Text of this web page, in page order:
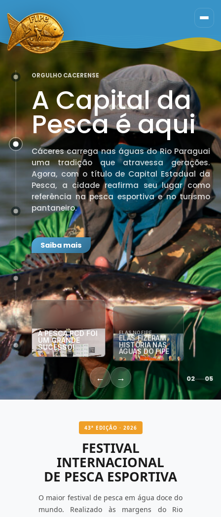
para
conteúdo
ORGULHO CACERENSE
A Capital da
Pesca é aqui
Cáceres carrega nas águas do Rio Paraguai
uma tradição que atravessa gerações.
Agora, com o título de Capital Estadual da
Pesca, a cidade reafirma seu lugar como
referência na pesca esportiva e no turismo
pantaneiro.
Saiba mais
A PESCA PCD FOI
UM GRANDE
SUCESSO!
ELAS NO FIPE
ELAS FIZERAM
HISTÓRIA NAS
ÁGUAS DO FIPE
← → 02 05
43ª EDIÇÃO · 2026
FESTIVAL
INTERNACIONAL
DE PESCA ESPORTIVA
O maior festival de pesca em água doce do
mundo. Realizado às margens do Rio